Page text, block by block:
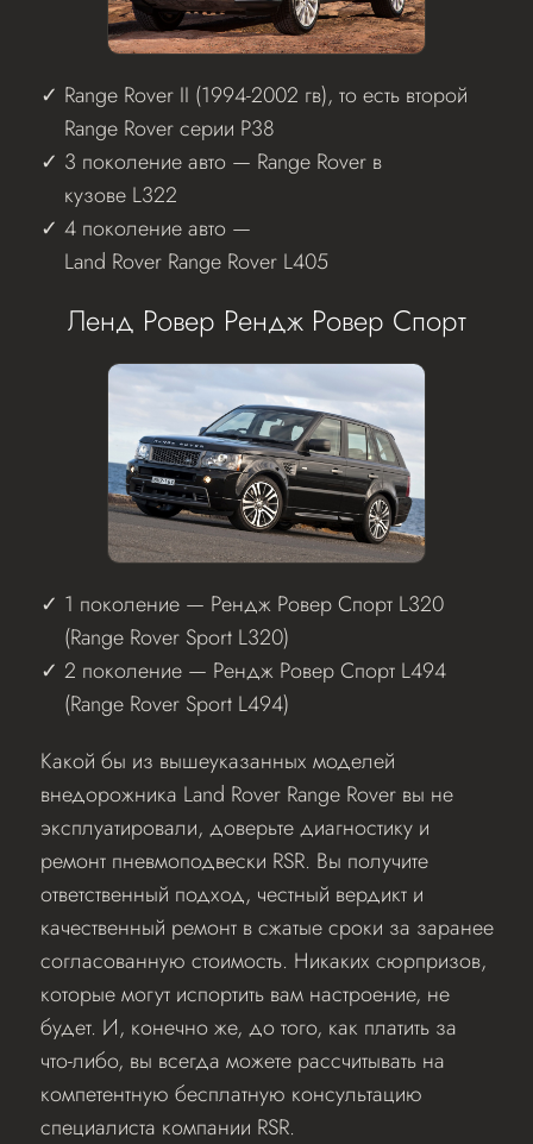
Range Rover II (1994-2002 гв), то есть второй
Range Rover серии P38
3 поколение авто — Range Rover в
кузове L322
4 поколение авто —
Land Rover Range Rover L405
Ленд Ровер Рендж Ровер Спорт
1 поколение — Рендж Ровер Спорт L320
(Range Rover Sport L320)
2 поколение — Рендж Ровер Спорт L494
(Range Rover Sport L494)
Какой бы из вышеуказанных моделей
внедорожника Land Rover Range Rover вы не
эксплуатировали, доверьте диагностику и
ремонт пневмоподвески RSR. Вы получите
ответственный подход, честный вердикт и
качественный ремонт в сжатые сроки за заранее
согласованную стоимость. Никаких сюрпризов,
которые могут испортить вам настроение, не
будет. И, конечно же, до того, как платить за
что-либо, вы всегда можете рассчитывать на
компетентную бесплатную консультацию
специалиста компании RSR.